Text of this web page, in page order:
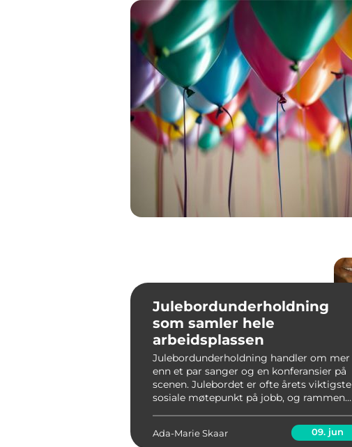
Julebordunderholdning
som samler hele
arbeidsplassen
Julebordunderholdning handler om mer
enn et par sanger og en konferansier på
scenen. Julebordet er ofte årets viktigste
sosiale møtepunkt på jobb, og rammen
Ada-Marie Skaar 09. jun